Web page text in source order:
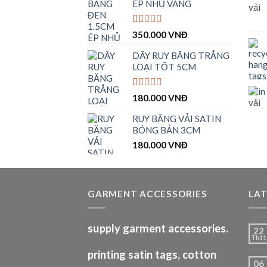
ÉP NHỦ VÀNG
Được
hạng
1.00
5
sao
350.000VNĐ
DÂY RUY BĂNG TRẮNG
LOẠI TỐT 5CM
Được
hạng
1.00
5
sao
180.000VNĐ
RUY BĂNG VẢI SATIN
BÓNG BẢN 3CM
180.000VNĐ
GARMENT ACCESSORIES
supply garment accessories.
printing satin tags, cotton
22
Th11
06